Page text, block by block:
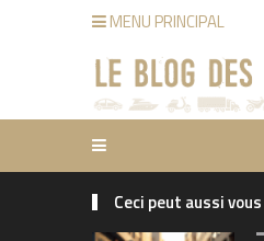
MENU PRINCIPAL
Ceci peut aussi